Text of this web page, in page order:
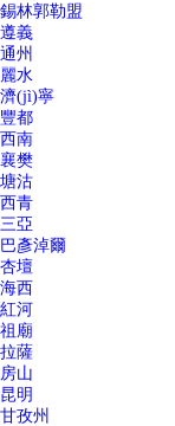
錫林郭勒盟
遵義
通州
麗水
濟(jì)寧
豐都
西南
襄樊
塘沽
西青
三亞
巴彥淖爾
杏壇
海西
紅河
祖廟
拉薩
房山
昆明
甘孜州